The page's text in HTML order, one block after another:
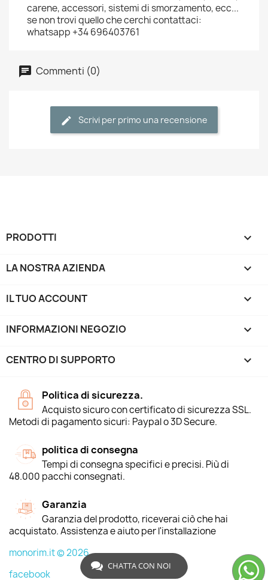
carene, accessori, sistemi di smorzamento, ecc...
se non trovi quello che cerchi contattaci:
whatsapp +34 696403761
Commenti (0)
Scrivi per primo una recensione
PRODOTTI 
LA NOSTRA AZIENDA 
IL TUO ACCOUNT 
INFORMAZIONI NEGOZIO keyboard_arrow_down
CENTRO DI SUPPORTO 
Politica di sicurezza.
Acquisto sicuro con certificato di sicurezza SSL.
Metodi di pagamento sicuri: Paypal o 3D Secure.
politica di consegna
Tempi di consegna specifici e precisi. Più di
48.000 pacchi consegnati.
Garanzia
Garanzia del prodotto, riceverai ciò che hai
acquistato. Assistenza e aiuto per l'installazione
monorim.it © 2026
facebook
CHATTA CON NOI